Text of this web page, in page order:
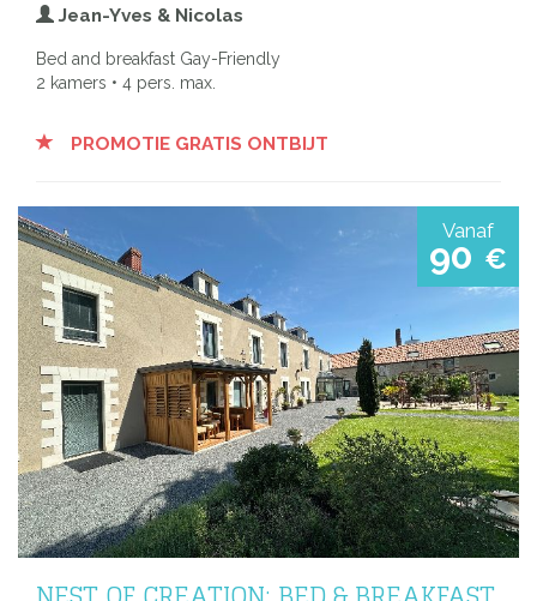
Jean-Yves & Nicolas
Bed and breakfast Gay-Friendly
2 kamers • 4 pers. max.
PROMOTIE GRATIS ONTBIJT
Vanaf
90 €